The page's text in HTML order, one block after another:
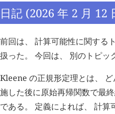
日記 (2026 年 2 月 12
前回は、 計算可能性に関する
扱った。 今回は、 別のトピ
Kleene の正規形定理とは、
施した後に原始再帰関数で最
である。 定義によれば、 計